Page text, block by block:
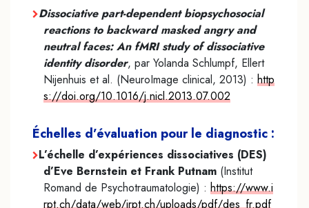
Dissociative part-dependent biopsychosocial
reactions to backward masked angry and
neutral faces: An fMRI study of dissociative
identity disorder, par Yolanda Schlumpf, Ellert
Nijenhuis et al. (NeuroImage clinical, 2013) : http
s://doi.org/10.1016/j.nicl.2013.07.002
Échelles d’évaluation pour le diagnostic :
L’échelle d’expériences dissociatives (DES)
d’Eve Bernstein et Frank Putnam (Institut
Romand de Psychotraumatologie) : https://www.i
rpt.ch/data/web/irpt.ch/uploads/pdf/des_fr.pdf